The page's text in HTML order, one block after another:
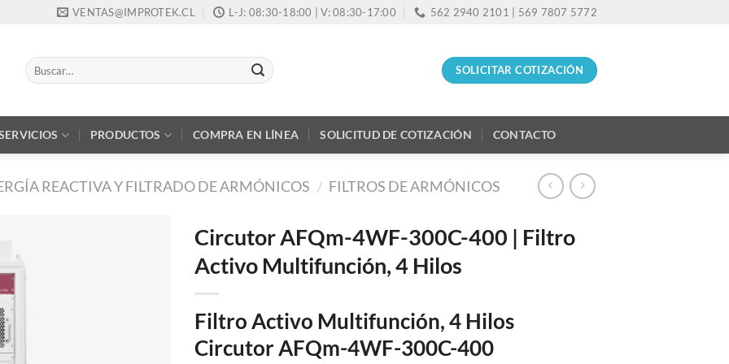
VENTAS@IMPROTEK.CL L-J: 08:30-18:00 | V: 08:30-17:00 562 2940 2101 | 569 7807 5772
Buscar
por:
SOLICITAR COTIZACIÓN
PRODUCTOS COMPRA EN LÍNEA SOLICITUD DE COTIZACIÓN CONTACTO
REACTIVA Y FILTRADO DE ARMÓNICOS / FILTROS DE ARMÓNICOS
Circutor AFQm-4WF-300C-400 | Filtro
Activo Multifunción, 4 Hilos
Filtro Activo Multifunción, 4 Hilos
Circutor AFQm-4WF-300C-400